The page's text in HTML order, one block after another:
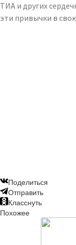
ТИА и других
эти привычки в
Поделиться
Отправить
Класснуть
Похожее